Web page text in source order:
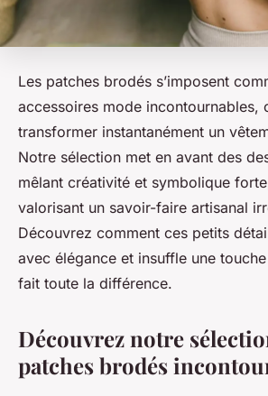
Les patches brodés s’imposent
accessoires mode incontournables,
transformer instantanément un
Notre sélection met en avant des
mêlant créativité et symbolique
valorisant un savoir-faire artisanal
Découvrez comment ces petits
avec élégance et insuffle une
fait toute la différence.
Découvrez notre
patches brodés